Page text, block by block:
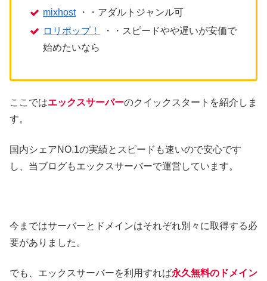
mixhost
・・アダルトジャンル可
ロリポップ！
・・スピードやや遅いが安価で
始めたいなら
ここではエックスサーバーのクイックスタートを紹介しま
す。
国内シェアNO.1の実績とスピードも速いので安心です
し、当ブログもエックスサーバーで運営しています。
今まではサーバーとドメインはそれぞれ別々に取得する必
要がありました。
でも、エックスサーバーを利用すれば永久無料のドメイン